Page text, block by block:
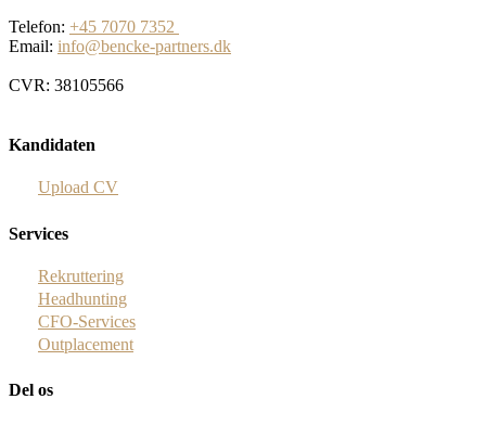
Telefon: +45 7070 7352
Email: info@bencke-partners.dk
CVR: 38105566
Kandidaten
Upload CV
Services
Rekruttering
Headhunting
CFO-Services
Outplacement
Del os